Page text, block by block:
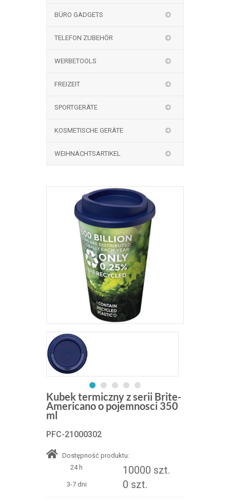
BÜRO GADGETS
TELEFON ZUBEHÖR
WERBETOOLS
FREIZEIT
SPORTGERÄTE
KOSMETISCHE GERÄTE
WEIHNACHTSARTIKEL
Kubek termiczny z serii Brite-
Americano o pojemnosci 350
ml
PFC-21000302
Dostępność produktu:
24 h
10000 szt.
3-7 dni 0 szt.